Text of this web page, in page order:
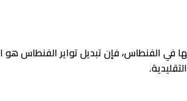
في الفنطاس، فإن تبديل تواير الفنطاس